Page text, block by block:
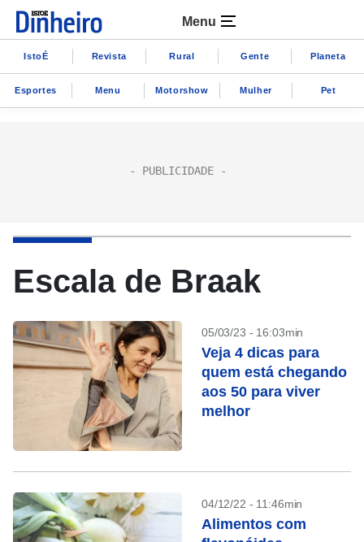
Menu
IstoÉ Revista Rural Gente Planeta
Esportes Menu Motorshow Mulher Pet
Escala de Braak
05/03/23 - 16:03min
Veja 4 dicas para
quem está chegando
aos 50 para viver
melhor
04/12/22 - 11:46min
Alimentos com